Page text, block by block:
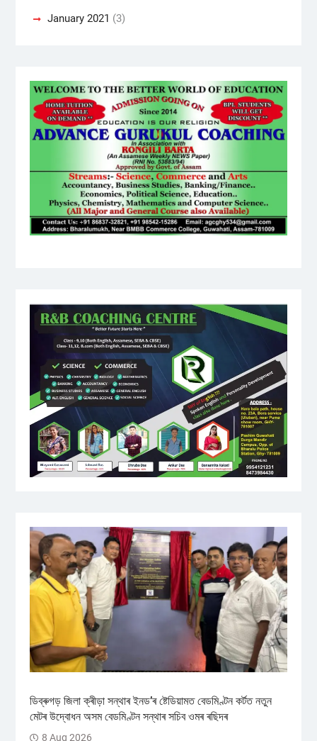
January 2021 (3)
ডিব্ৰুগড় জিলা ক্ৰীড়া সন্থাৰ ইনড’ৰ ষ্টেডিয়ামত বেডমিণ্টন কৰ্টত নতুন
মেটৰ উদ্বোধন অসম বেডমিণ্টন সন্থাৰ সচিব ওমৰ ৰছিদৰ
8 Aug 2026